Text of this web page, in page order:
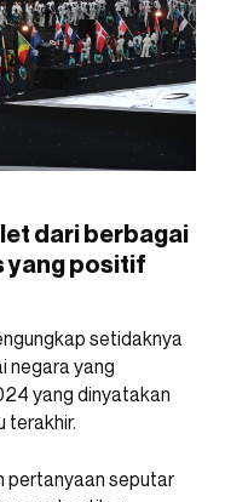
dari berbagai
yang positif
setidaknya
negara yang
yang dinyatakan
terakhir.
pertanyaan seputar